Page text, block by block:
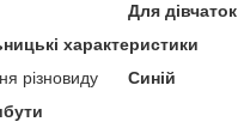
Для дівчаток
характеристики
різновиду
Синій